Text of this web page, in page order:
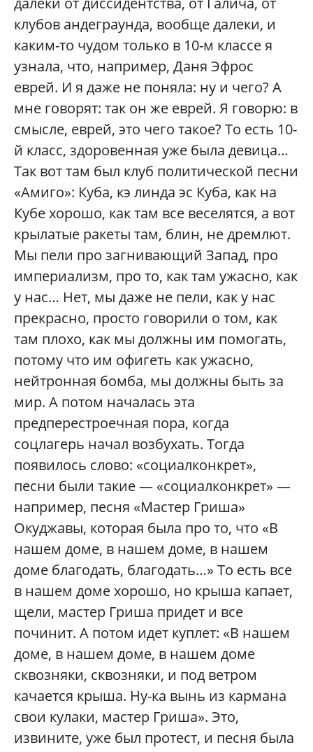
клубов андеграунда, вообще далеки, и
каким-то чудом только в 10-м классе я
узнала, что, например, Даня Эфрос
еврей. И я даже не поняла: ну и чего? А
мне говорят: так он же еврей. Я говорю: в
смысле, еврей, это чего такое? То есть 10-
й класс, здоровенная уже была девица…
Так вот там был клуб политической песни
«Амиго»: Куба, кэ линда эс Куба, как на
Кубе хорошо, как там все веселятся, а вот
крылатые ракеты там, блин, не дремлют.
Мы пели про загнивающий Запад, про
империализм, про то, как там ужасно, как
у нас… Нет, мы даже не пели, как у нас
прекрасно, просто говорили о том, как
там плохо, как мы должны им помогать,
потому что им офигеть как ужасно,
нейтронная бомба, мы должны быть за
мир. А потом началась эта
предперестроечная пора, когда
соцлагерь начал возбухать. Тогда
появилось слово: «социалконкрет»,
песни были такие — «социалконкрет» —
например, песня «Мастер Гриша»
Окуджавы, которая была про то, что «В
нашем доме, в нашем доме, в нашем
доме благодать, благодать…» То есть все
в нашем доме хорошо, но крыша капает,
щели, мастер Гриша придет и все
починит. А потом идет куплет: «В нашем
доме, в нашем доме, в нашем доме
сквозняки, сквозняки, и под ветром
качается крыша. Ну-ка вынь из кармана
свои кулаки, мастер Гриша». Это,
извините, уже был протест, и песня была